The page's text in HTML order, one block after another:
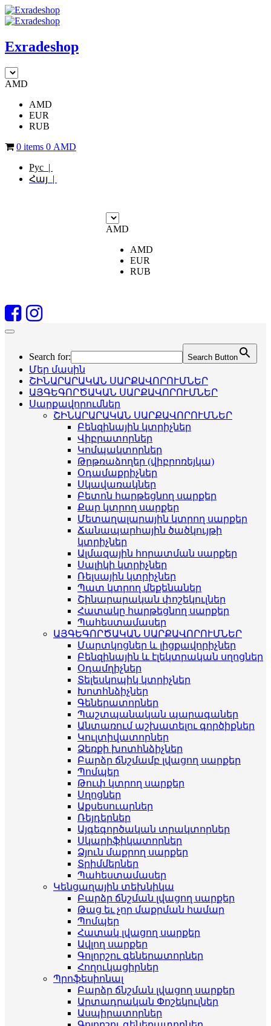
Exradeshop
AMD
AMD
EUR
RUB
0 items 0 AMD
Рус |
Հայ |
AMD
AMD
EUR
RUB
Search for: Search Button
Մեր մասին
ՇԻՆԱՐԱՐԱԿԱՆ ՍԱՐՔԱՎՈՐՈՒՄՆԵՐ
ԱՅԳԵԳՈՐԾԱԿԱՆ ՍԱՐՔԱՎՈՐՈՒՄՆԵՐ
Սարքավորումներ
ՇԻՆԱՐԱՐԱԿԱՆ ՍԱՐՔԱՎՈՐՈՒՄՆԵՐ
Բենզինային կտրիչներ
Վիբրատորներ
Կոմպակտորներ
Թրթռաձողեր (վիբրոռեյկա)
Օդամաքրիչներ
Սկավառակներ
Բետոն հարթեցնող սարքեր
Քար կտրող սարքեր
Մետաղալարային կտրող սարքեր
Ճանապարհային ծածկույթի
կտրիչներ
Ալմազային հորատման սարքեր
Սալիկի կտրիչներ
Ռելսային կտրիչներ
Պատ կտրող մեքենաներ
Շինարարական փոշեկուլներ
Հատակը հարթեցնող սարքեր
Պահեստամասեր
ԱՅԳԵԳՈՐԾԱԿԱՆ ՍԱՐՔԱՎՈՐՈՒՄՆԵՐ
Մարտկոցներ և լիցքավորիչներ
Բենզինային և էլեկտրական սղոցներ
Օդամղիչներ
Տելեսկոպիկ կտրիչներ
Խոտհնձիչներ
Գեներատորներ
Պաշտպանական պարագաներ
Անտառում աշխատելու գործիքներ
Կուլտիվատորներ
Ձեռքի խոտհնձիչներ
Բարձր ճնշմամբ լվացող սարքեր
Պոմպեր
Թուփ կտրող սարքեր
Սղոցներ
Աքսեսուարներ
Ռեյդերներ
Այգեգործական տրակտորներ
Սկարիֆիկատորներ
Ձյուն մաքրող սարքեր
Տրիմմերներ
Պահեստամասեր
Կենցաղային տեխնիկա
Բարձր ճնշման լվացող սարքեր
Թաց եւ չոր մաքրման համար
Պոմպեր
Հատակ լվացող սարքեր
Ավլող սարքեր
Գոլորշու գեներատորներ
Հողուկացիրներ
Պրոֆեսիոնալ
Բարձր ճնշման լվացող սարքեր
Արտադրական Փոշեկուլներ
Ասպիրատորներ